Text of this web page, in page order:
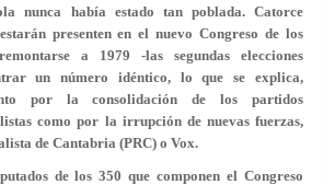
nunca había estado tan poblada. Catorce
presenten en el nuevo Congreso de los
a 1979 -las segundas elecciones
un número idéntico, lo que se explica,
por la consolidación de los partidos
como por la irrupción de nuevas fuerzas,
de Cantabria (PRC) o Vox.
de los 350 que componen el Congreso